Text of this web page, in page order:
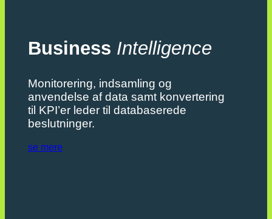
Business Intelligence
Monitorering, indsamling og
anvendelse af data samt konvertering
til KPI’er leder til databaserede
beslutninger.
se mere